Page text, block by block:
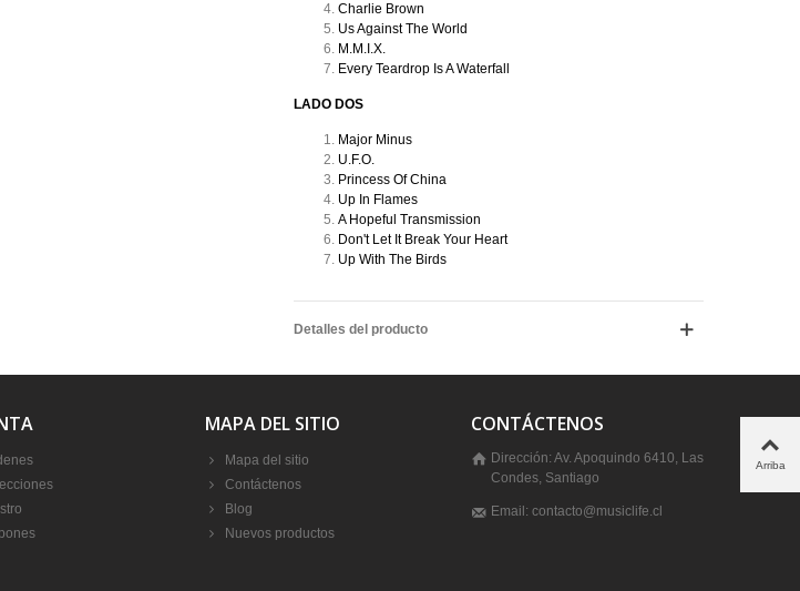
Charlie Brown
Us Against The World
M.M.I.X.
Every Teardrop Is A Waterfall
LADO DOS
Major Minus
U.F.O.
Princess Of China
Up In Flames
A Hopeful Transmission
Don't Let It Break Your Heart
Up With The Birds
Detalles del producto
MAPA DEL SITIO
Mapa del sitio
Contáctenos
Blog
Nuevos productos
CONTÁCTENOS
Dirección: Av. Apoquindo 6410, Las
Condes, Santiago
Email: contacto@musiclife.cl
Arriba